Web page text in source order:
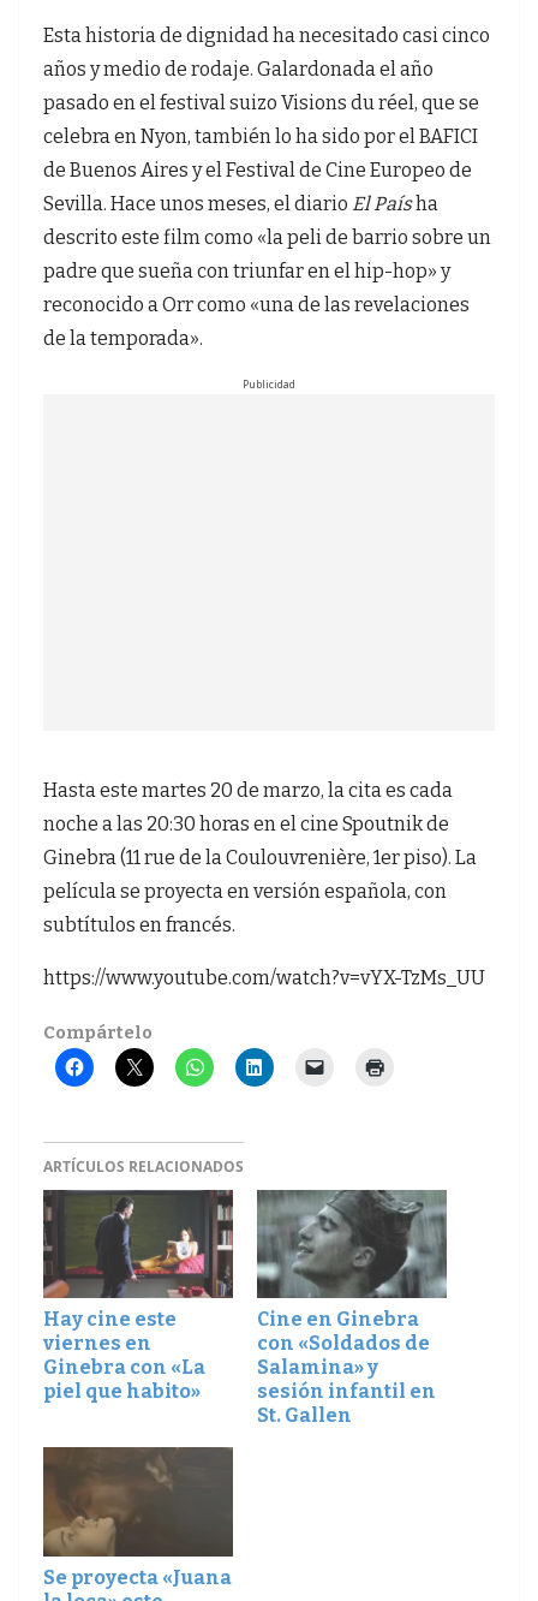
Esta historia de dignidad ha necesitado casi cinco
años y medio de rodaje. Galardonada el año
pasado en el festival suizo Visions du réel, que se
celebra en Nyon, también lo ha sido por el BAFICI
de Buenos Aires y el Festival de Cine Europeo de
Sevilla. Hace unos meses, el diario El Paísha
descrito este film como «la peli de barrio sobre un
padre que sueña con triunfar en el hip-hop» y
reconocido a Orr como «una de las revelaciones
de la temporada».
Publicidad
Hasta este martes 20 de marzo, la cita es cada
noche a las 20:30 horas en el cine Spoutnik de
Ginebra (11 rue de la Coulouvrenière, 1er piso). La
película se proyecta en versión española, con
subtítulos en francés.
https://www.youtube.com/watch?v=vYX-TzMs_UU
Compártelo
ARTÍCULOS RELACIONADOS
Hay cine este
viernes en
Ginebra con «La
piel que habito»
Cine en Ginebra
con «Soldados de
Salamina» y
sesión infantil en
St. Gallen
Se proyecta «Juana